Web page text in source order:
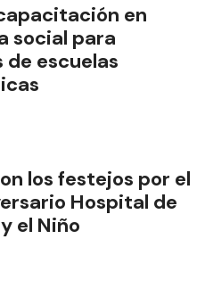
en
social para
escuelas
los festejos por el
Hospital de
el Niño